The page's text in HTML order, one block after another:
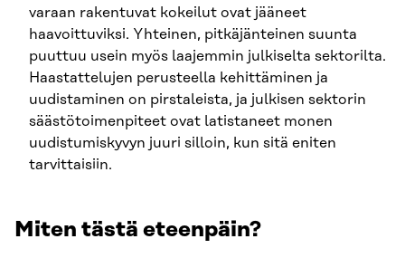
varaan rakentuvat kokeilut ovat jääneet
haavoittuviksi. Yhteinen, pitkäjänteinen suunta
puuttuu usein myös laajemmin julkiselta sektorilta.
Haastattelujen perusteella kehittäminen ja
uudistaminen on pirstaleista, ja julkisen sektorin
säästötoimenpiteet ovat latistaneet monen
uudistumiskyvyn juuri silloin, kun sitä eniten
tarvittaisiin.
Miten tästä eteenpäin?